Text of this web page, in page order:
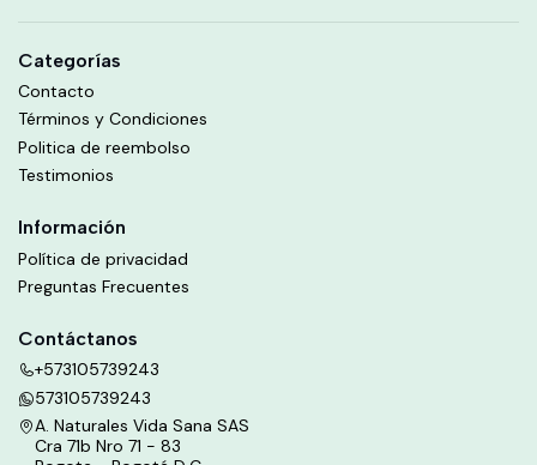
Categorías
Contacto
Términos y Condiciones
Politica de reembolso
Testimonios
Información
Política de privacidad
Preguntas Frecuentes
Contáctanos
+573105739243
573105739243
A. Naturales Vida Sana SAS
Cra 71b Nro 71 - 83